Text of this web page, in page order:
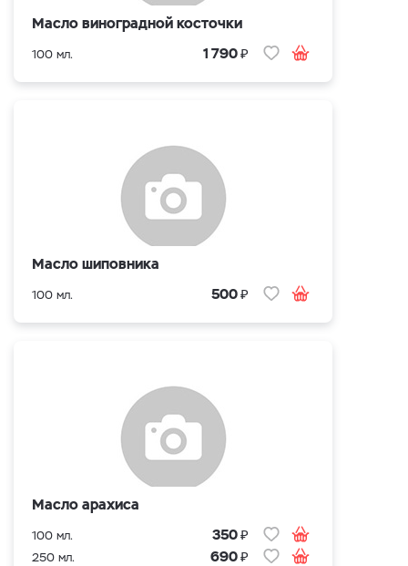
Масло виноградной косточки
100 мл. 1 790₽
Масло шиповника
100 мл. 500₽
Масло арахиса
100 мл. 350₽
250 мл. 690₽